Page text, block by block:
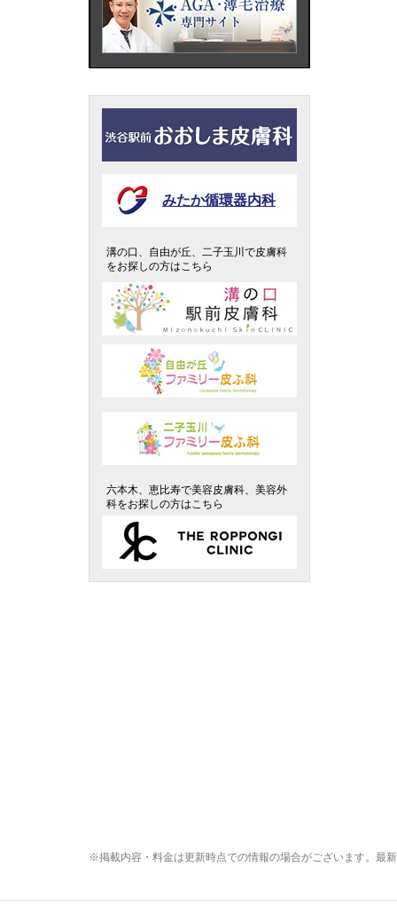
みたか循環器内科
溝の口、自由が丘、二子玉川で皮膚科
をお探しの方はこちら
六本木、恵比寿で美容皮膚科、美容外
科をお探しの方はこちら
※掲載内容・料金は更新時点での情報の場合がございます。最